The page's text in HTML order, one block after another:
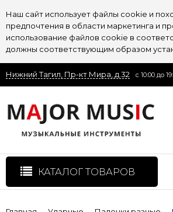
Наш сайт использует файлы cookie и
предпочтения в области маркетинга и
использование файлов cookie в
должны соответствующим образом
Нижний Тагил, Пр-кт Мира, д.32 с 10:00 до
КАТАЛОГ ТОВАРОВ